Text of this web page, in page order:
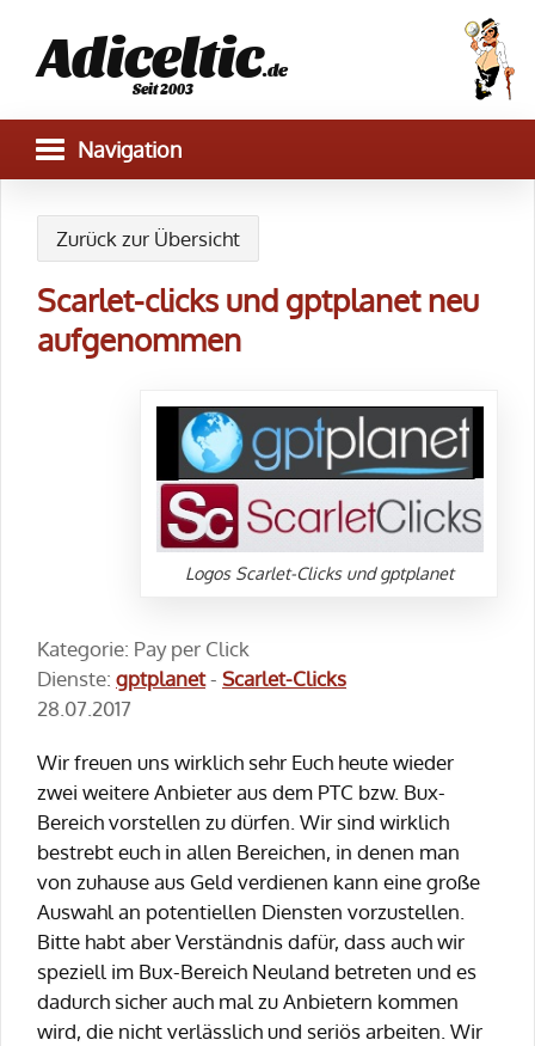
Adiceltic.de
Seit 2003
Zurück zur Übersicht
Scarlet-clicks und gptplanet neu
aufgenommen
Logos Scarlet-Clicks und gptplanet
Kategorie: Pay per Click
Dienste: gptplanet- Scarlet-Clicks
28.07.2017
Wir freuen uns wirklich sehr Euch heute wieder
zwei weitere Anbieter aus dem PTC bzw. Bux-
Bereich vorstellen zu dürfen. Wir sind wirklich
bestrebt euch in allen Bereichen, in denen man
von zuhause aus Geld verdienen kann eine große
Auswahl an potentiellen Diensten vorzustellen.
Bitte habt aber Verständnis dafür, dass auch wir
speziell im Bux-Bereich Neuland betreten und es
dadurch sicher auch mal zu Anbietern kommen
wird, die nicht verlässlich und seriös arbeiten. Wir